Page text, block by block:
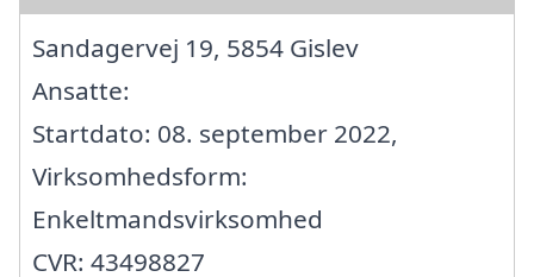
Sandagervej 19, 5854 Gislev
Ansatte:
Startdato: 08. september 2022,
Virksomhedsform:
Enkeltmandsvirksomhed
CVR: 43498827